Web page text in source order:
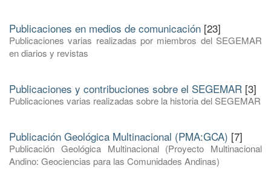
Publicaciones en medios de comunicación [23]
Publicaciones varias realizadas por miembros del SEGEMAR
en diarios y revistas
Publicaciones y contribuciones sobre el SEGEMAR [3]
Publicaciones varias realizadas sobre la historia del SEGEMAR
Publicación Geológica Multinacional (PMA:GCA) [7]
Publicación Geológica Multinacional (Proyecto Multinacional
Andino: Geociencias para las Comunidades Andinas)